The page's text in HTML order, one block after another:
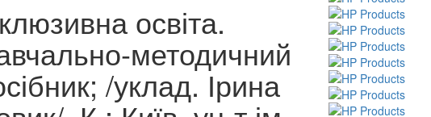
освіта.
методичний
/уклад. Ірина